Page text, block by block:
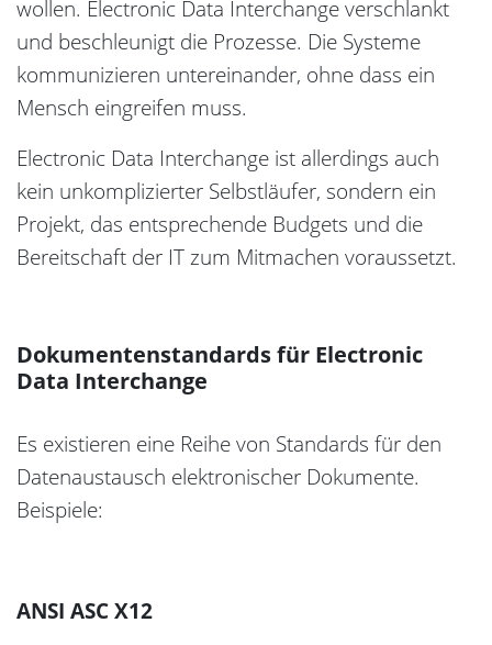
wollen. Electronic Data Interchange verschlankt
und beschleunigt die Prozesse. Die Systeme
kommunizieren untereinander, ohne dass ein
Mensch eingreifen muss.
Electronic Data Interchange ist allerdings auch
kein unkomplizierter Selbstläufer, sondern ein
Projekt, das entsprechende Budgets und die
Bereitschaft der IT zum Mitmachen voraussetzt.
Dokumentenstandards für Electronic
Data Interchange
Es existieren eine Reihe von Standards für den
Datenaustausch elektronischer Dokumente.
Beispiele:
ANSI ASC X12